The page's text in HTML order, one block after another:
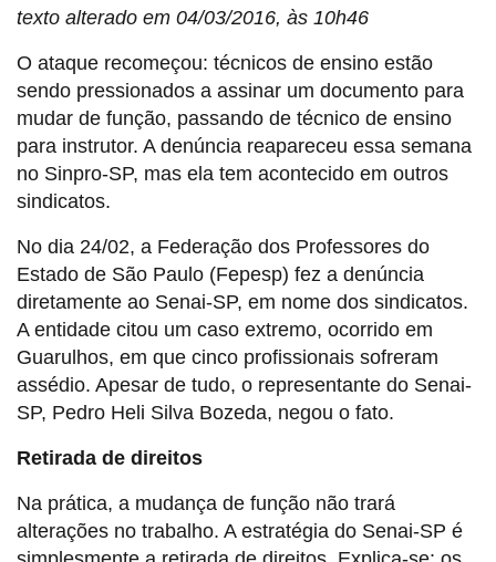
texto alterado em 04/03/2016, às 10h46
O ataque recomeçou: técnicos de ensino estão
sendo pressionados a assinar um documento para
mudar de função, passando de técnico de ensino
para instrutor. A denúncia reapareceu essa semana
no Sinpro-SP, mas ela tem acontecido em outros
sindicatos.
No dia 24/02, a Federação dos Professores do
Estado de São Paulo (Fepesp) fez a denúncia
diretamente ao Senai-SP, em nome dos sindicatos.
A entidade citou um caso extremo, ocorrido em
Guarulhos, em que cinco profissionais sofreram
assédio. Apesar de tudo, o representante do Senai-
SP, Pedro Heli Silva Bozeda, negou o fato.
Retirada de direitos
Na prática, a mudança de função não trará
alterações no trabalho. A estratégia do Senai-SP é